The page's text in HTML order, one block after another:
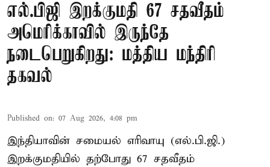
எல்.பிஜி இறக்குமதி 67 சதவீதம்
அமெரிக்காவில் இருந்தே
நடைபெறுகிறது: மத்திய மந்திரி
தகவல்
Published on: 07 Aug 2026, 4:08 pm
இந்தியாவின் சமையல் எரிவாயு (எல்.பி.ஜி.)
இறக்குமதியில் தற்போது 67 சதவீதம்